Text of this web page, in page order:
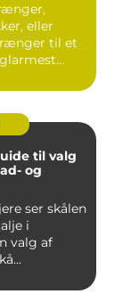
eller
til et
til valg
og
ser skålen
i
valg af